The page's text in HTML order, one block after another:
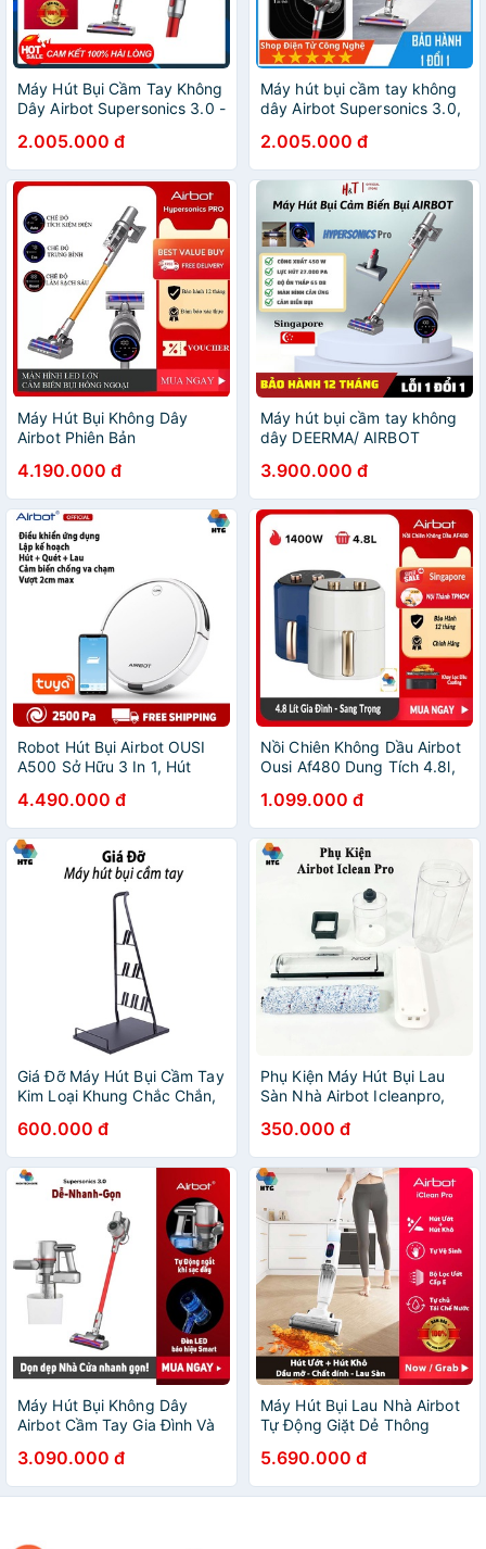
Máy Hút Bụi Cầm Tay Không
Dây Airbot Supersonics 3.0 -
Nệm Giường Bảo Hành 24
Tháng
2.005.000 đ
Máy hút bụi cầm tay không
dây Airbot Supersonics 3.0,
dung lượng pin khỏe
2.005.000 đ
Máy Hút Bụi Không Dây
Airbot Phiên Bản
Cảm Biến Bụi, Mạnh Mẽ Lên
Đến 27000pa, Hàng Chính
Hãng
4.190.000 đ
Máy hút bụi cầm tay không
dây DEERMA/ AIRBOT
Singapore rất dễ sử dụng và
bền bỉ
3.900.000 đ
Robot Hút Bụi Airbot OUSI
A500 Sở Hữu 3 In 1, Hút
Kế Hoạch Hoạt Động Kết Nối
App, Chính Hãng
4.490.000 đ
Nồi Chiên Không Dầu Airbot
Ousi Af480 Dung Tích 4.8l,
Chống Dính, Tự Động Bật/tắt
An Toàn
1.099.000 đ
Giá Đỡ Máy Hút Bụi Cầm Tay
Kim Loại Khung Chắc Chắn,
Airbot Và Dibea, Hàng Chính
Hãng
600.000 đ
Phụ Kiện Máy Hút Bụi Lau
Sàn Nhà Airbot Icleanpro,
Bình Nước, Nắp Đậy, Hàng
Chính Hãng
350.000 đ
Máy Hút Bụi Không Dây
Airbot Cầm Tay Gia Đình Và
Xe Hơi Phiên Bản 3.0 Bản
Full Có Giá Gắn Tường
3.090.000 đ
Máy Hút Bụi Lau Nhà Airbot
Tự Động Giặt Dẻ Thông
Chức Năng 2 In 1, Hút Và
Lau Đa Dạng Sàn Nhà
5.690.000 đ